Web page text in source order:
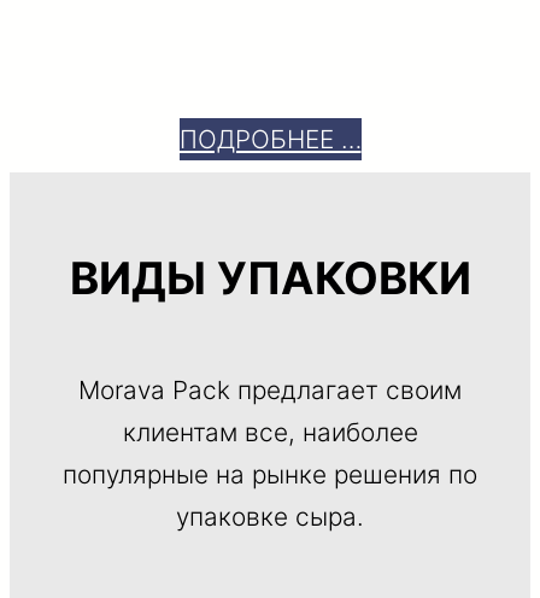
ПОДРОБНЕЕ …
ВИДЫ УПАКОВКИ
Morava Pack предлагает своим
клиентам все, наиболее
популярные на рынке решения по
упаковке сыра.